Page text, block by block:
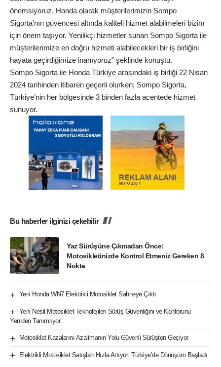
önemsiyoruz. Honda olarak müşterilerimizin Sompo
Sigorta’nın güvencesi altında kaliteli hizmet alabilmeleri bizim
için önem taşıyor. Yenilikçi hizmetler sunan Sompo Sigorta ile
müşterilerimize en doğru hizmeti alabilecekleri bir iş birliğini
hayata geçirdiğimize inanıyoruz” şeklinde konuştu.
Sompo Sigorta ile Honda Türkiye arasındaki iş birliği 22 Nisan
2024 tarihinden itibaren geçerli olurken; Sompo Sigorta,
Türkiye’nin her bölgesinde 3 binden fazla acentede hizmet
sunuyor.
Bu haberler ilginizi çekebilir
Yaz Sürüşüne Çıkmadan Önce:
Motosikletinizde Kontrol Etmeniz Gereken 8
Nokta
Yeni Honda WN7 Elektrikli Motosiklet Sahneye Çıktı
Yeni Nesil Motosiklet Teknolojileri Sürüş Güvenliğini ve Konforunu
Yeniden Tanımlıyor
Motosiklet Kazalarını Azaltmanın Yolu Güvenli Sürüşten Geçiyor
Elektrikli Motosiklet Satışları Hızla Artıyor: Türkiye’de Dönüşüm Başladı